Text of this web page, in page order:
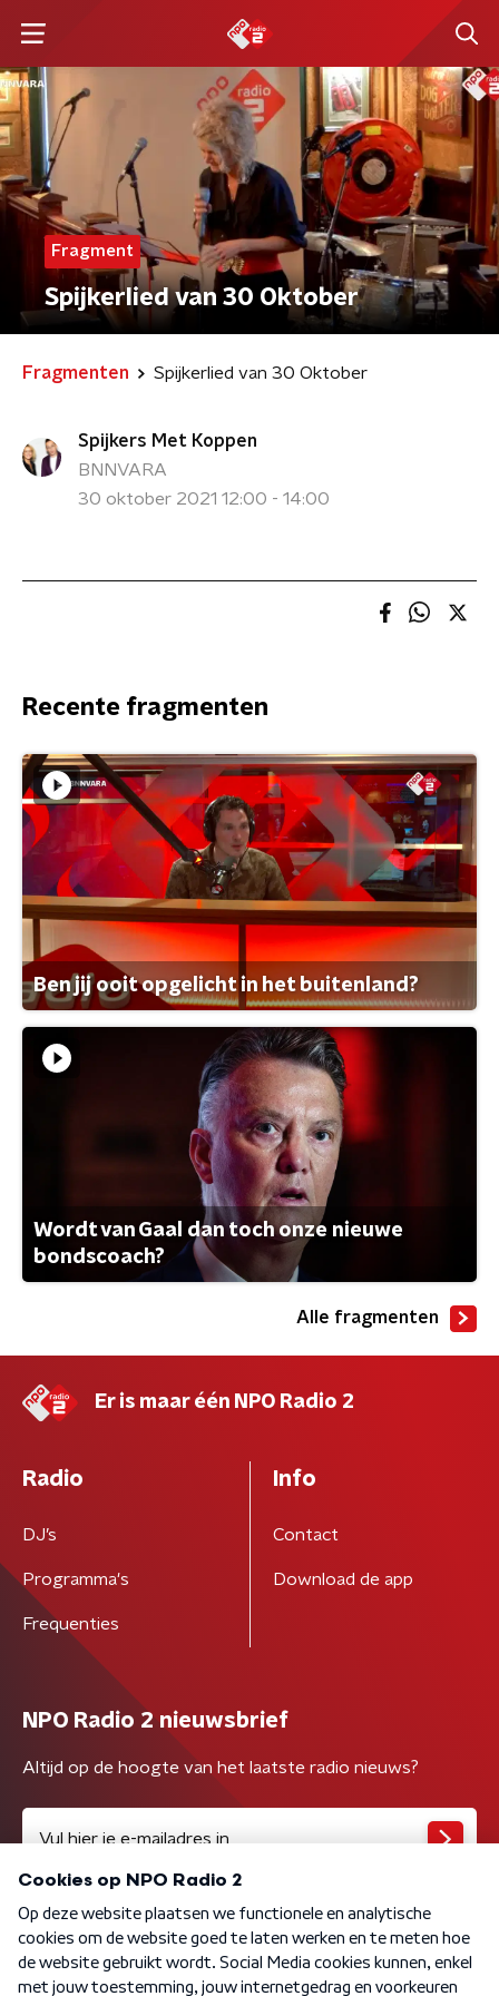
Fragment
Spijkerlied van 30 Oktober
Fragmenten Spijkerlied van 30 Oktober
Spijkers Met Koppen
BNNVARA
30 oktober 2021 12:00 - 14:00
Recente fragmenten
Ben jij ooit opgelicht in het buitenland?
Wordt van Gaal dan toch onze nieuwe
bondscoach?
Alle fragmenten
Er is maar één NPO Radio 2
Radio
DJ’s
Programma's
Frequenties
Info
Contact
Download de app
NPO Radio 2 nieuwsbrief
Altijd op de hoogte van het laatste radio nieuws?
Algemene voorwaarden